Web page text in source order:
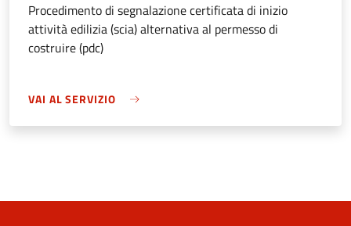
Procedimento di segnalazione certificata di inizio
attività edilizia (scia) alternativa al permesso di
costruire (pdc)
VAI AL SERVIZIO